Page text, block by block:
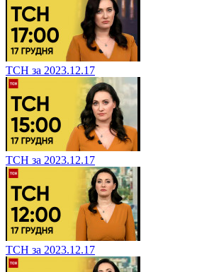
ТСН за 2023.12.17
ТСН за 2023.12.17
ТСН за 2023.12.17